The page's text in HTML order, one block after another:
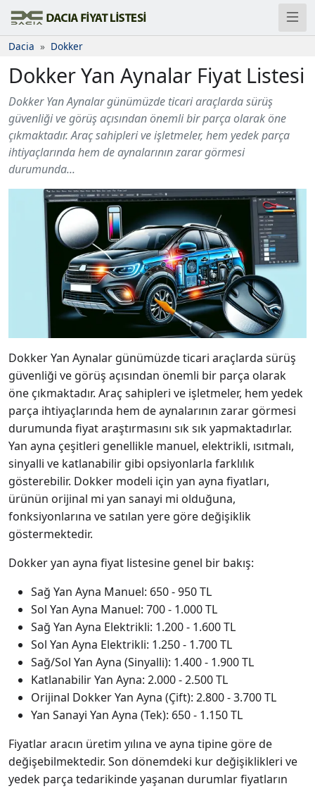
Dacia Dokker
Dokker Yan Aynalar Fiyat Listesi
Dokker Yan Aynalar günümüzde ticari araçlarda sürüş
güvenliği ve görüş açısından önemli bir parça olarak öne
çıkmaktadır. Araç sahipleri ve işletmeler, hem yedek parça
ihtiyaçlarında hem de aynalarının zarar görmesi
durumunda...
Dokker Yan Aynalar günümüzde ticari araçlarda sürüş
güvenliği ve görüş açısından önemli bir parça olarak
öne çıkmaktadır. Araç sahipleri ve işletmeler, hem yedek
parça ihtiyaçlarında hem de aynalarının zarar görmesi
durumunda fiyat araştırmasını sık sık yapmaktadırlar.
Yan ayna çeşitleri genellikle manuel, elektrikli, ısıtmalı,
sinyalli ve katlanabilir gibi opsiyonlarla farklılık
gösterebilir. Dokker modeli için yan ayna fiyatları,
ürünün orijinal mi yan sanayi mi olduğuna,
fonksiyonlarına ve satılan yere göre değişiklik
göstermektedir.
Dokker yan ayna fiyat listesine genel bir bakış:
Sağ Yan Ayna Manuel: 650 - 950 TL
Sol Yan Ayna Manuel: 700 - 1.000 TL
Sağ Yan Ayna Elektrikli: 1.200 - 1.600 TL
Sol Yan Ayna Elektrikli: 1.250 - 1.700 TL
Sağ/Sol Yan Ayna (Sinyalli): 1.400 - 1.900 TL
Katlanabilir Yan Ayna: 2.000 - 2.500 TL
Orijinal Dokker Yan Ayna (Çift): 2.800 - 3.700 TL
Yan Sanayi Yan Ayna (Tek): 650 - 1.150 TL
Fiyatlar aracın üretim yılına ve ayna tipine göre de
değişebilmektedir. Son dönemdeki kur değişiklikleri ve
yedek parça tedarikinde yaşanan durumlar fiyatların